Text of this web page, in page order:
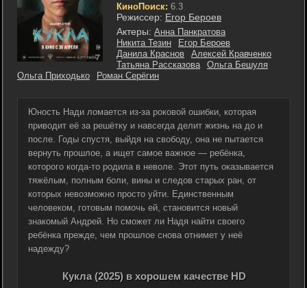
КиноПоиск: 6.3
Режиссер: Егор Бероев
Актеры: Анна Панкратова
Никита Тезин
Егор Бероев
Данила Краснов
Алексей Кравченко
Татьяна Рассказова
Ольга Бешуля
Ольга Приходько
Роман Серёгин
Юность Нади ломается из-за роковой ошибки, которая
приводит её за решётку и навсегда делит жизнь на до и
после. Годы спустя, выйдя на свободу, она не пытается
вернуть прошлое, а ищет самое важное — ребёнка,
которого когда-то родила в неволе. Этот путь оказывается
тяжёлым, полным боли, вины и следов старых ран, от
которых невозможно просто уйти. Единственным
человеком, готовым помочь ей, становится новый
знакомый Андрей. Но сможет ли Надя найти своего
ребёнка прежде, чем прошлое снова отнимет у неё
надежду?
Кукла (2025) в хорошем качестве HD